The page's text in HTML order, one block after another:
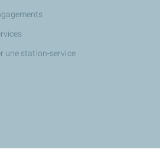
une station-service